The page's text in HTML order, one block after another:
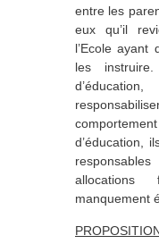
entre les
eux qu’il
l’Ecole
les
d’éducation,
manquement